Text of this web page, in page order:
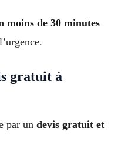
moins de 30 minutes
gratuit à
par un devis gratuit et